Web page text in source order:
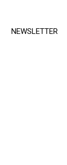
NEWSLETTER